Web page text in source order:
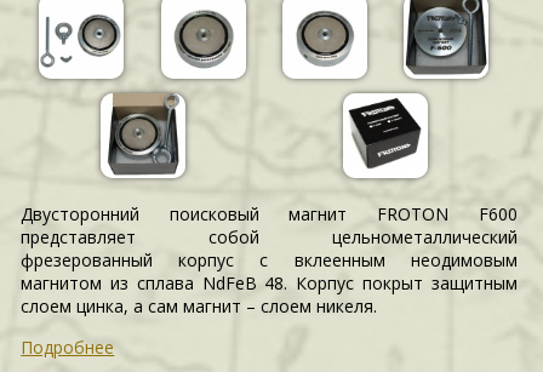
Двусторонний поисковый магнит FROTON F600
представляет собой цельнометаллический
фрезерованный корпус с вклеенным неодимовым
магнитом из сплава NdFeB 48. Корпус покрыт защитным
слоем цинка, а сам магнит – слоем никеля.
Подробнее